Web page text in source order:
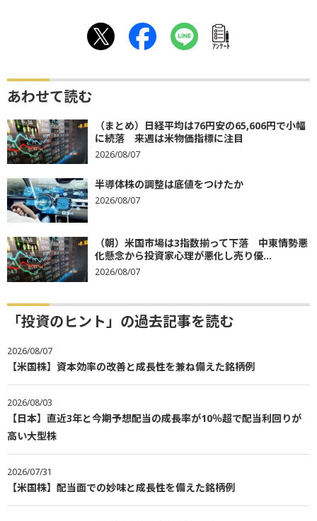
ｱﾝｹｰﾄ
あわせて読む
（まとめ）日経平均は76円安の65,606円で小幅
に続落 来週は米物価指標に注目
2026/08/07
半導体株の調整は底値をつけたか
2026/08/07
（朝）米国市場は3指数揃って下落 中東情勢悪
化懸念から投資家心理が悪化し売り優...
2026/08/07
「投資のヒント」の過去記事を読む
2026/08/07
【米国株】資本効率の改善と成長性を兼ね備えた銘柄例
2026/08/03
【日本】直近3年と今期予想配当の成長率が10％超で配当利回りが
高い大型株
2026/07/31
【米国株】配当面での妙味と成長性を備えた銘柄例